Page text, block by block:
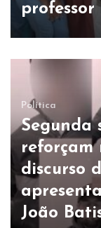
professor
Política
Segunda
reforçam
discurso
João